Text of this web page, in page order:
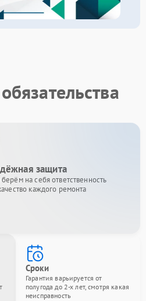
защита
на себя ответственность
каждого ремонта
Сроки
Гарантия варьируется от
полугода до 2-х лет, смотря какая
неисправность